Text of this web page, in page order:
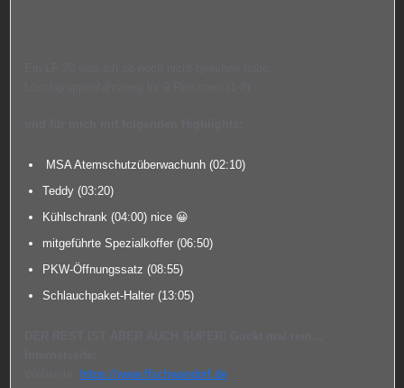
MSA Atemschutzüberwachunh (02:10)
Teddy (03:20)
Kühlschrank (04:00) nice 😀
mitgeführte Spezialkoffer (06:50)
PKW-Öffnungssatz (08:55)
Schlauchpaket-Halter (13:05)
https://www.ffschwandorf.de